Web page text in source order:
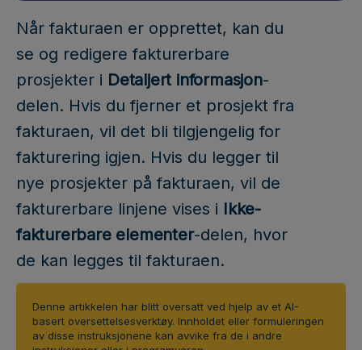
Når fakturaen er opprettet, kan du
se og redigere fakturerbare
prosjekter i Detaljert informasjon-
delen. Hvis du fjerner et prosjekt fra
fakturaen, vil det bli tilgjengelig for
fakturering igjen. Hvis du legger til
nye prosjekter på fakturaen, vil de
fakturerbare linjene vises i Ikke-
fakturerbare elementer-delen, hvor
de kan legges til fakturaen.
Denne artikkelen har blitt oversatt ved hjelp av et AI-
basert oversettelsesverktøy. Innholdet eller formuleringen
av disse instruksjonene kan avvike fra de i andre